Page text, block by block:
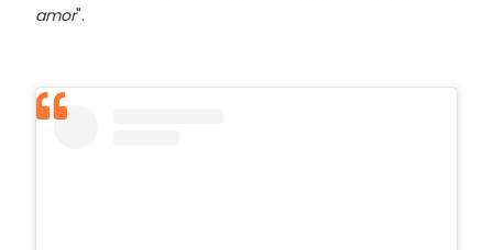
amor".